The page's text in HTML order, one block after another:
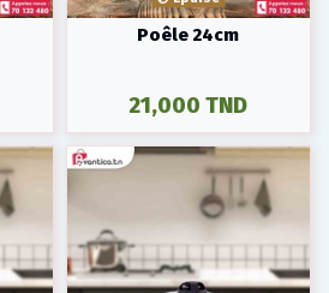
Poêle 24cm
21,000 TND